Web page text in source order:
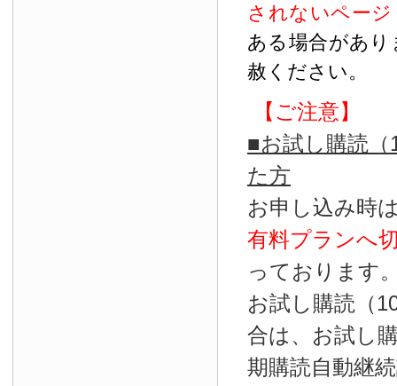
されないペー
ある場合があ
赦ください。
【ご注意】
■お試し購読
た方
お申し込み時
有料プランへ
っております
お試し購読（
合は、お試し
期購読自動継